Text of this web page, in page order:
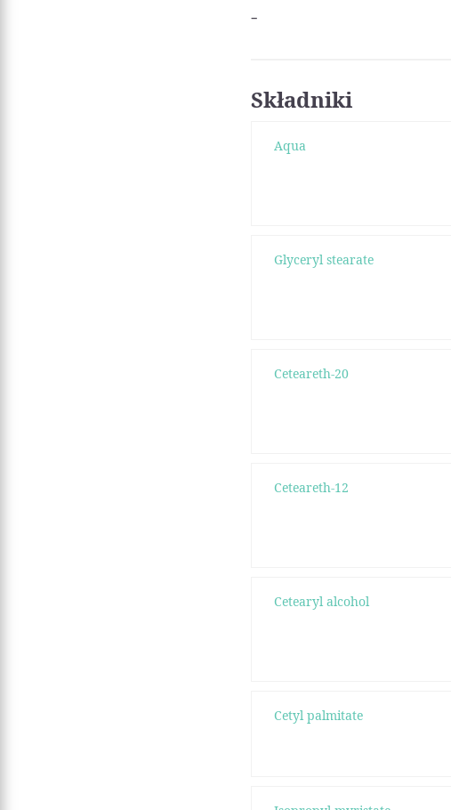
-
Składniki
Aqua
Glyceryl stearate
Ceteareth-20
Ceteareth-12
Cetearyl alcohol
Cetyl palmitate